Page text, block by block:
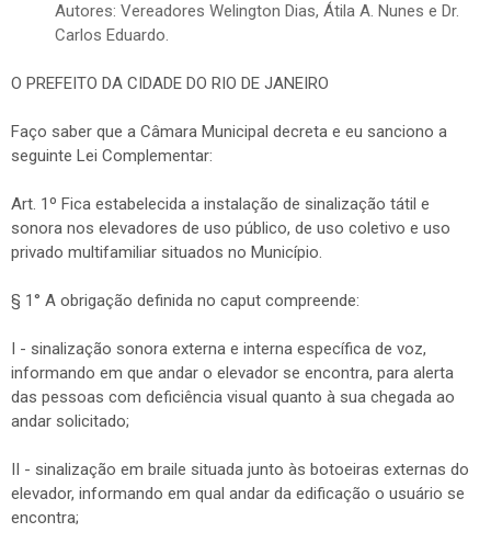
Autores: Vereadores Welington Dias, Átila A. Nunes e Dr.
Carlos Eduardo.
O PREFEITO DA CIDADE DO RIO DE JANEIRO
Faço saber que a Câmara Municipal decreta e eu sanciono a
seguinte Lei Complementar:
Art. 1º Fica estabelecida a instalação de sinalização tátil e
sonora nos elevadores de uso público, de uso coletivo e uso
privado multifamiliar situados no Município.
§ 1° A obrigação definida no caput compreende:
I - sinalização sonora externa e interna específica de voz,
informando em que andar o elevador se encontra, para alerta
das pessoas com deficiência visual quanto à sua chegada ao
andar solicitado;
II - sinalização em braile situada junto às botoeiras externas do
elevador, informando em qual andar da edificação o usuário se
encontra;